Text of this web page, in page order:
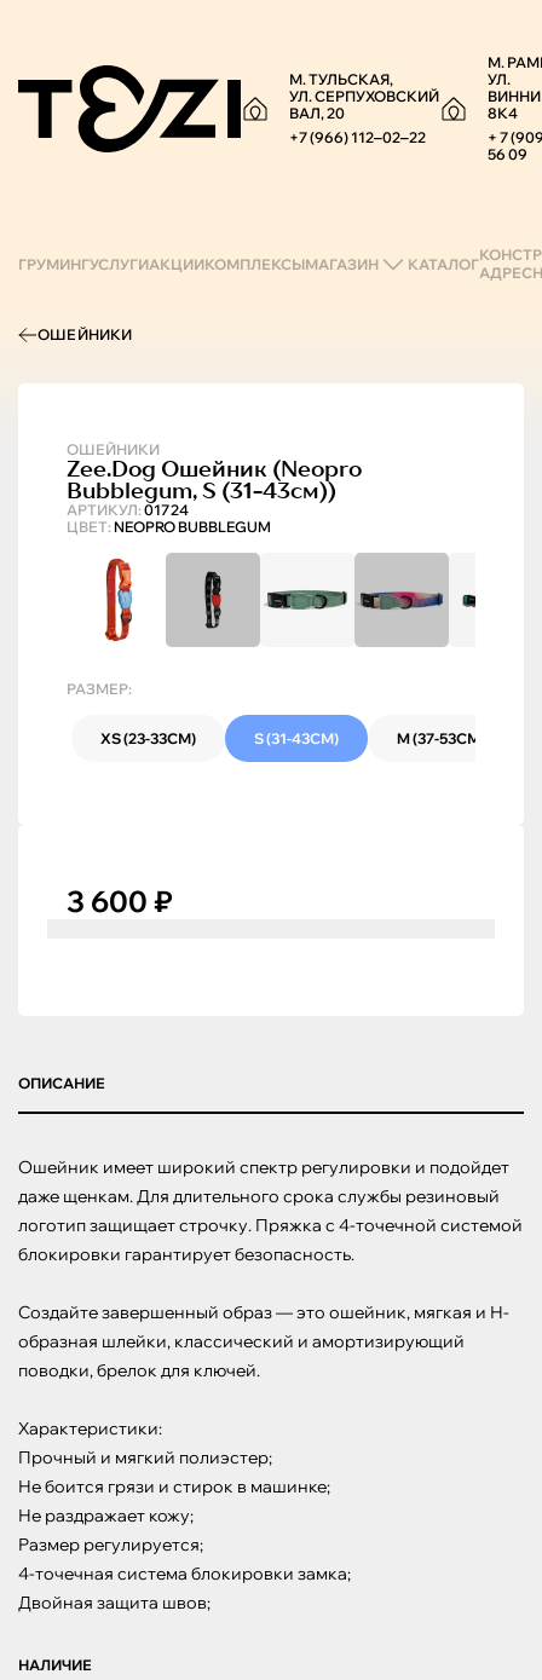
М. ТУЛЬСКАЯ,
УЛ. СЕРПУХОВСКИЙ
ВАЛ, 20
+7 (966) 112‒02‒22
М.
УЛ.
8К4
+ 7
56 09
ГРУМИНГУСЛУГИАКЦИИКОМПЛЕКСЫМАГАЗИН КАТАЛОГ
ОШЕЙНИКИ
ОШЕЙНИКИ
АРТИКУЛ: 01724
Zee.Dog Ошейник (neopro
Bubblegum, S (31-43см))
ЦВЕТ: NEOPRO BUBBLEGUM
РАЗМЕР:
XS (23-33СМ) S (31-43СМ) M (37-53СМ)
3 600 ₽
ОПИСАНИЕ
Ошейник имеет широкий спектр регулировки и подойдет
даже щенкам. Для длительного срока службы резиновый
логотип защищает строчку. Пряжка с 4-точечной системой
блокировки гарантирует безопасность.
Создайте завершенный образ — это ошейник, мягкая и Н-
образная шлейки, классический и амортизирующий
поводки, брелок для ключей.
Характеристики:
Прочный и мягкий полиэстер;
Не боится грязи и стирок в машинке;
Не раздражает кожу;
Размер регулируется;
4-точечная система блокировки замка;
Двойная защита швов;
НАЛИЧИЕ